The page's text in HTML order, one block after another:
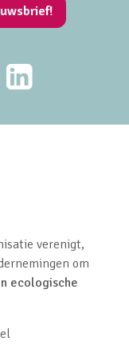
LinkedIn
verenigt,
om
ecologische